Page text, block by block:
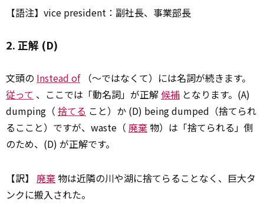
【語注】vice president：副社長、事業部長
2. 正解 (D)
文頭の Instead of（～ではなくて）には名詞が続きます。
従って 、ここでは「動名詞」が正解候補 となります。(A)
dumping（ 捨てる こと）か (D) being dumped（捨てられ
るここと）ですが、waste（ 廃棄 物）は「捨てられる」側
のため、(D) が正解です。
【訳】 廃棄 物は近隣の川や湖に捨てらることなく、巨大タ
ンクに搬入された。